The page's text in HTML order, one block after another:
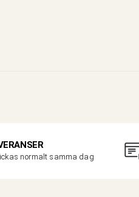
normalt samma dag